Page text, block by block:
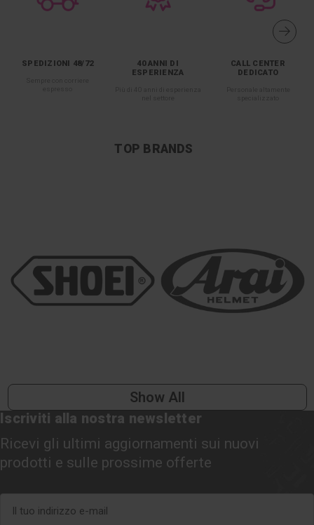
SPEDIZIONI 48/72
40 ANNI DI
ESPERIENZA
CALL CENTER
DEDICATO
TOP BRANDS
Show All
Iscriviti alla nostra newsletter
Ricevi gli ultimi aggiornamenti sui nuovi
prodotti e sulle prossime offerte